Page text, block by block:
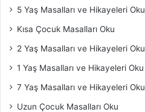
5 Yaş Masalları ve Hikayeleri Oku
Kısa Çocuk Masalları Oku
2 Yaş Masalları ve Hikayeleri Oku
1 Yaş Masalları ve Hikayeleri Oku
7 Yaş Masalları ve Hikayeleri Oku
Uzun Çocuk Masalları Oku